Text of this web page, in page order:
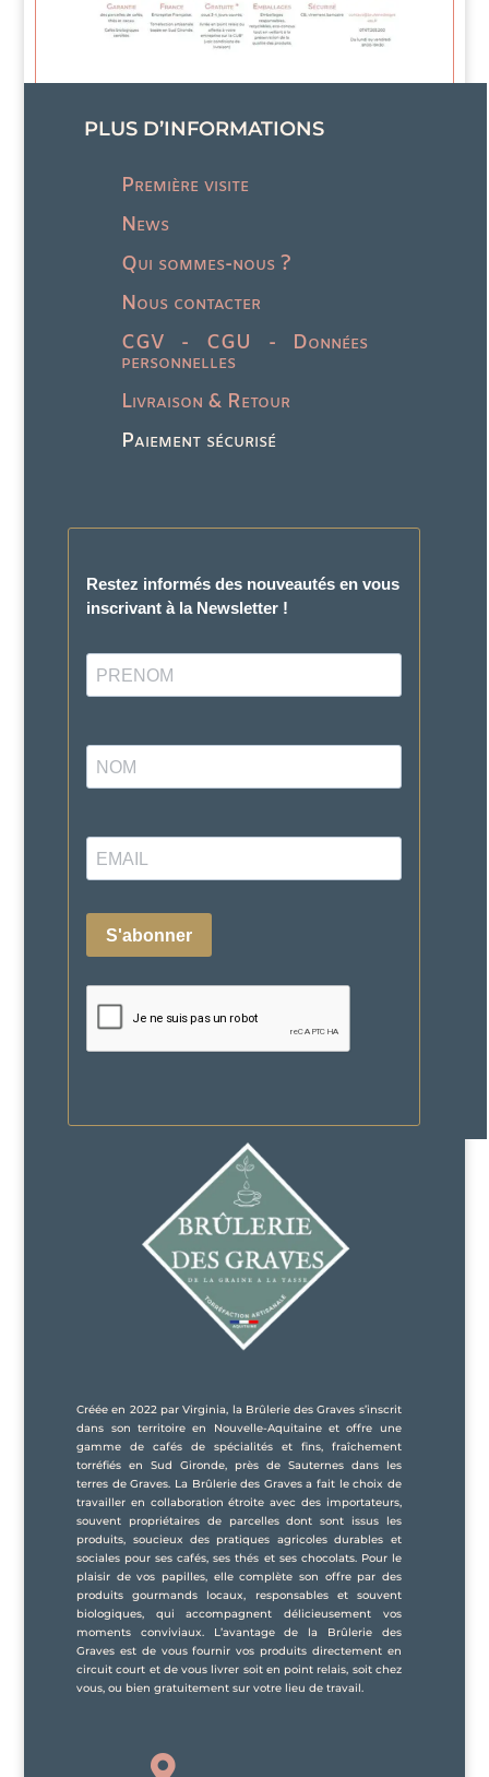
PLUS D’INFORMATIONS
Première visite
News
Qui sommes-nous ?
Nous contacter
CGV - CGU - Données
personnelles
Livraison & Retour
Paiement sécurisé
Créée en 2022 par Virginia, la Brûlerie des Graves s’inscrit
dans son territoire en Nouvelle-Aquitaine et offre une
gamme de cafés de spécialités et fins, fraîchement
torréfiés en Sud Gironde, près de Sauternes dans les
terres de Graves. La Brûlerie des Graves a fait le choix de
travailler en collaboration étroite avec des importateurs,
souvent propriétaires de parcelles dont sont issus les
produits, soucieux des pratiques agricoles durables et
sociales pour ses cafés, ses thés et ses chocolats. Pour le
plaisir de vos papilles, elle complète son offre par des
produits gourmands locaux, responsables et souvent
biologiques, qui accompagnent délicieusement vos
moments conviviaux. L’avantage de la Brûlerie des
Graves est de vous fournir vos produits directement en
circuit court et de vous livrer soit en point relais, soit chez
vous, ou bien gratuitement sur votre lieu de travail.
